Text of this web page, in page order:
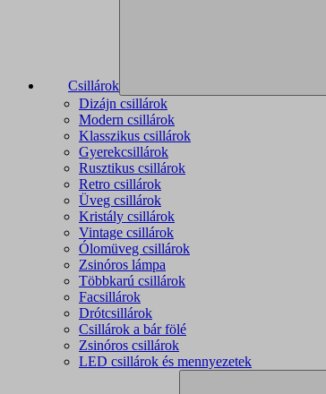
Csillárok
Dizájn csillárok
Modern csillárok
Klasszikus csillárok
Gyerekcsillárok
Rusztikus csillárok
Retro csillárok
Üveg csillárok
Kristály csillárok
Vintage csillárok
Ólomüveg csillárok
Zsinóros lámpa
Többkarú csillárok
Facsillárok
Drótcsillárok
Csillárok a bár fölé
Zsinóros csillárok
LED csillárok és mennyezetek